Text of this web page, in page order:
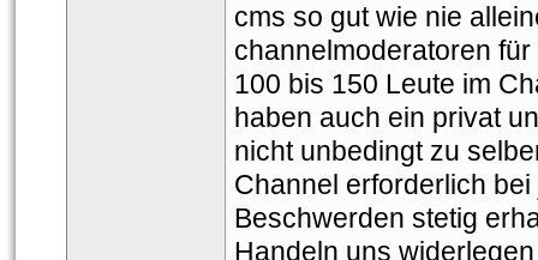
cms so gut wie nie
channelmoderatoren
100 bis 150 Leute im
haben auch ein privat
nicht unbedingt zu
Channel erforderlich
Beschwerden stetig
Handeln uns